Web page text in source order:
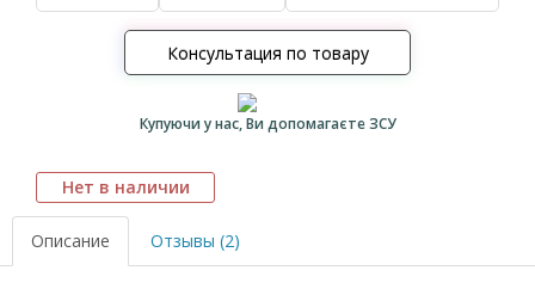
Консультация по товару
Купуючи у нас, Ви допомагаєте ЗСУ
Нет в наличии
Описание Отзывы (2)